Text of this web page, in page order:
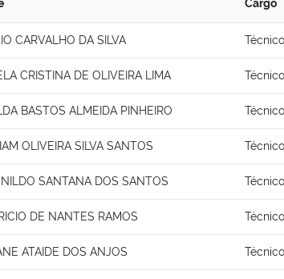
Cargo
CARVALHO DA SILVA Técnico
CRISTINA DE OLIVEIRA LIMA Técnico
BASTOS ALMEIDA PINHEIRO Técnico
OLIVEIRA SILVA SANTOS Técnico
SANTANA DOS SANTOS Técnico
DE NANTES RAMOS Técnico
ATAIDE DOS ANJOS Técnico